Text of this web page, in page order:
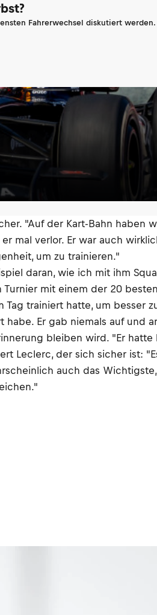
Fahrerwechsel diskutiert
"Auf der Kart-Bahn haben
mal verlor. Er war auch
um zu trainieren."
daran, wie ich mit ihm
mit einem der 20
trainiert hatte, um besser
Er gab niemals auf und
bleiben wird. "Er
Leclerc, der sich sicher ist:
auch das